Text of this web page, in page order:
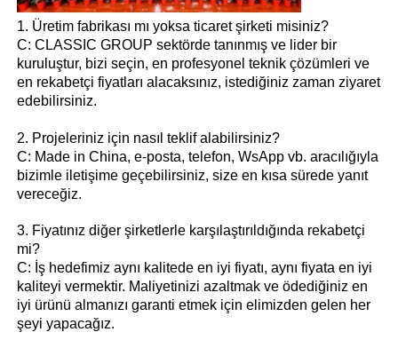
1. Üretim fabrikası mı yoksa ticaret şirketi misiniz?
C: CLASSIC GROUP sektörde tanınmış ve lider bir
kuruluştur, bizi seçin, en profesyonel teknik çözümleri ve
en rekabetçi fiyatları alacaksınız, istediğiniz zaman ziyaret
edebilirsiniz.
2. Projeleriniz için nasıl teklif alabilirsiniz?
C: Made in China, e-posta, telefon, WsApp vb. aracılığıyla
bizimle iletişime geçebilirsiniz, size en kısa sürede yanıt
vereceğiz.
3. Fiyatınız diğer şirketlerle karşılaştırıldığında rekabetçi
mi?
C: İş hedefimiz aynı kalitede en iyi fiyatı, aynı fiyata en iyi
kaliteyi vermektir. Maliyetinizi azaltmak ve ödediğiniz en
iyi ürünü almanızı garanti etmek için elimizden gelen her
şeyi yapacağız.